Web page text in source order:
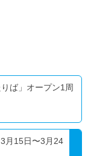
ば」オープン1周
3月15日〜3月24